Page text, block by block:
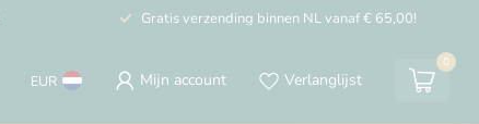
Gratis verzending binnen NL vanaf € 65,00!
EUR Mijn account Verlanglijst
0